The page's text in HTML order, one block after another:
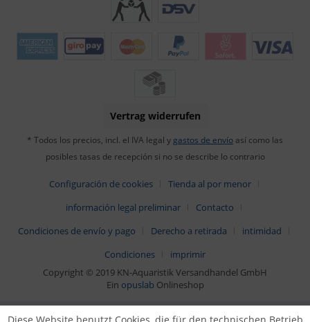
Vertrag widerrufen
* Todos los precios, incl. el IVA legal y gastos de envío así como las
posibles tasas de recepción si no se describe lo contrario
Configuración de cookies
Tienda al por menor
información legal preliminar
Contacto
Condiciones de envío y pago
Derecho a retirada
intimidad
Condiciones
imprimir
Copyright © 2019 KN-Aquaristik Versandhandel GmbH
Ein opuslab Onlineshop